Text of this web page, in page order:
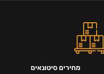
מחירים סיטונאים